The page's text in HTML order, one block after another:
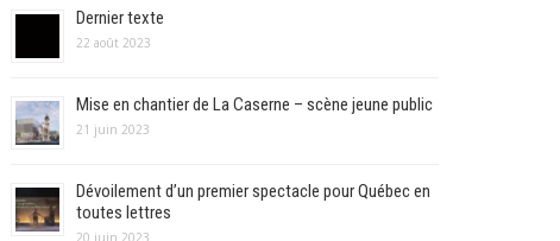
Dernier texte
22 août 2023
Mise en chantier de La Caserne – scène jeune public
21 juin 2023
Dévoilement d’un premier spectacle pour Québec en
toutes lettres
20 juin 2023